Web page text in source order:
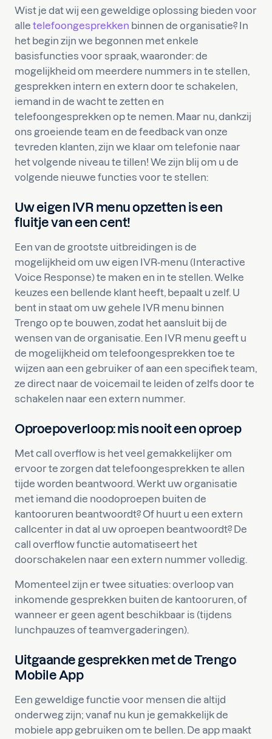
Wist je dat wij een geweldige oplossing bieden voor
alle telefoongesprekken binnen de organisatie? In
het begin zijn we begonnen met enkele
basisfuncties voor spraak, waaronder: de
mogelijkheid om meerdere nummers in te stellen,
gesprekken intern en extern door te schakelen,
iemand in de wacht te zetten en
telefoongesprekken op te nemen. Maar nu, dankzij
ons groeiende team en de feedback van onze
tevreden klanten, zijn we klaar om telefonie naar
het volgende niveau te tillen! We zijn blij om u de
volgende nieuwe functies voor te stellen:
Uw eigen IVR menu opzetten is een
fluitje van een cent!
Een van de grootste uitbreidingen is de
mogelijkheid om uw eigen IVR-menu (Interactive
Voice Response) te maken en in te stellen. Welke
keuzes een bellende klant heeft, bepaalt u zelf. U
bent in staat om uw gehele IVR menu binnen
Trengo op te bouwen, zodat het aansluit bij de
wensen van de organisatie. Een IVR menu geeft u
de mogelijkheid om telefoongesprekken toe te
wijzen aan een gebruiker of aan een specifiek team,
ze direct naar de voicemail te leiden of zelfs door te
schakelen naar een extern nummer.
Oproepoverloop: mis nooit een oproep
Met call overflow is het veel gemakkelijker om
ervoor te zorgen dat telefoongesprekken te allen
tijde worden beantwoord. Werkt uw organisatie
met iemand die noodoproepen buiten de
kantooruren beantwoordt? Of huurt u een extern
callcenter in dat al uw oproepen beantwoordt? De
call overflow functie automatiseert het
doorschakelen naar een extern nummer volledig.
Momenteel zijn er twee situaties: overloop van
inkomende gesprekken buiten de kantooruren, of
wanneer er geen agent beschikbaar is (tijdens
lunchpauzes of teamvergaderingen).
Uitgaande gesprekken met de Trengo
Mobile App
Een geweldige functie voor mensen die altijd
onderweg zijn; vanaf nu kun je gemakkelijk de
mobiele app gebruiken om te bellen. De app maakt